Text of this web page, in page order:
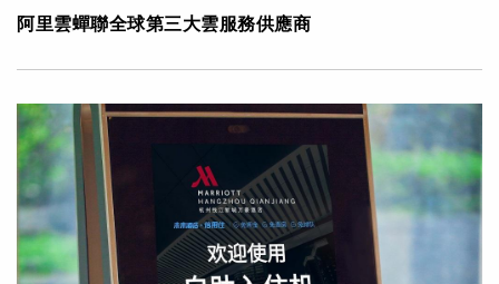
阿里雲蟬聯全球第三大雲服務供應商